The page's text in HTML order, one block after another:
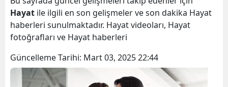
Hayat ile ilgili en son gelişmeler ve son dakika Hayat
haberleri sunulmaktadır. Hayat videoları, Hayat
fotoğrafları ve Hayat haberleri
Güncelleme Tarihi: Mart 03, 2025 22:44